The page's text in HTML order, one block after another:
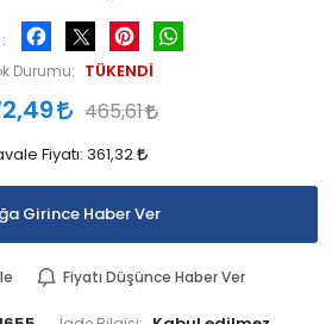
Facebook Pinterest
Durumu: TÜKENDİ
465,61
Fiyatı: 361,32
Girince Haber Ver
Fiyatı Düşünce Haber Ver